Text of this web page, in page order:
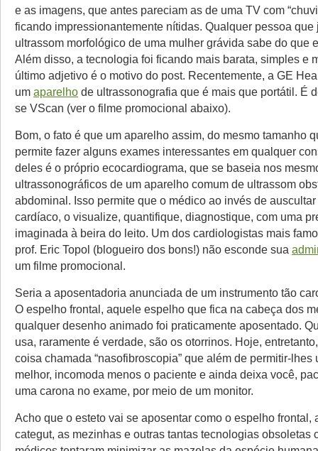
e as imagens, que antes pareciam as de uma TV com
ficando impressionantemente nítidas. Qualquer pessoa que
ultrassom morfológico de uma mulher grávida sabe do que
Além disso, a tecnologia foi ficando mais barata, simples e
último adjetivo é o motivo do post. Recentemente, a GE
um aparelho de ultrassonografia que é mais que portátil. É
se VScan (ver o filme promocional abaixo).
Bom, o fato é que um aparelho assim, do mesmo tamanho
permite fazer alguns exames interessantes em qualquer
deles é o próprio ecocardiograma, que se baseia nos
ultrassonográficos de um aparelho comum de ultrassom
abdominal. Isso permite que o médico ao invés de
cardíaco, o visualize, quantifique, diagnostique, com uma
imaginada à beira do leito. Um dos cardiologistas mais
prof. Eric Topol (blogueiro dos bons!) não esconde sua
um filme promocional.
Seria a aposentadoria anunciada de um instrumento tão
O espelho frontal, aquele espelho que fica na cabeça dos
qualquer desenho animado foi praticamente aposentado.
usa, raramente é verdade, são os otorrinos. Hoje,
coisa chamada “nasofibroscopia” que além de permitir-lhes
melhor, incomoda menos o paciente e ainda deixa você,
uma carona no exame, por meio de um monitor.
Acho que o esteto vai se aposentar como o espelho frontal,
categut, as mezinhas e outras tantas tecnologias obsoletas